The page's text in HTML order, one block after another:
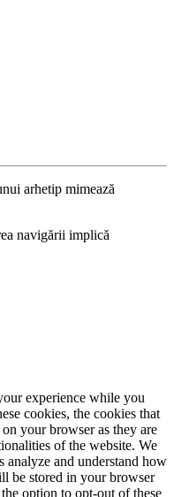
arhetip mimează
navigării implică
experience while you
cookies, the cookies that
on your browser as they are
of the website. We
analyze and understand how
be stored in your browser
option to opt-out of these